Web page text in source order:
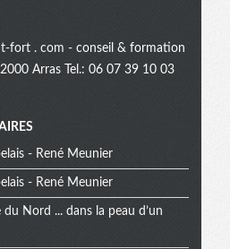
fort . com - conseil & formation
Arras Tel.: 06 07 39 10 03
- René Meunier
- René Meunier
du Nord ... dans la peau d’un